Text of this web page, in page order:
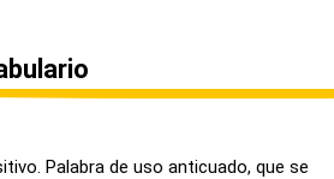
Palabra de uso anticuado, que se